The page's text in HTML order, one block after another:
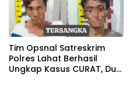
Tim Opsnal Satreskrim
Polres Lahat Berhasil
Ungkap Kasus CURAT, Dua